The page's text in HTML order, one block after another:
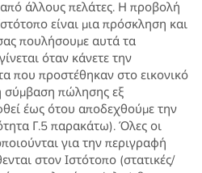
άλλους πελάτες. Η προβολή
είναι μια πρόσκληση και
πουλήσουμε αυτά τα
όταν κάνετε την
που προστέθηκαν στο εικονικό
σύμβαση πώλησης εξ
έως ότου αποδεχθούμε την
Γ.5 παρακάτω). Όλες οι
για την περιγραφή
στον Ιστότοπο (στατικές/